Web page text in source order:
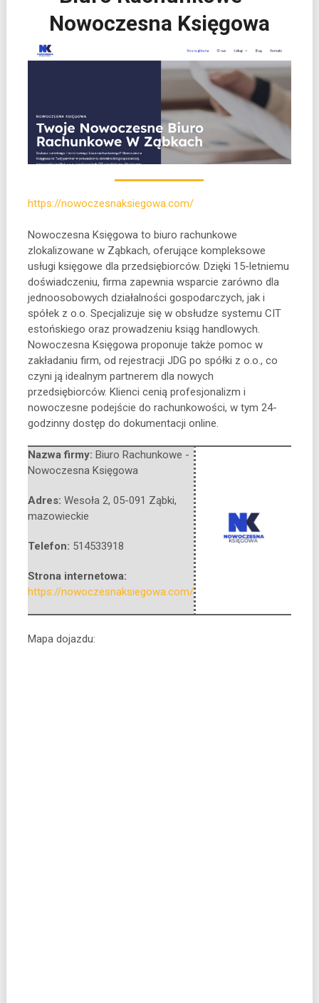
Nowoczesna Księgowa
https://nowoczesnaksiegowa.com/
Nowoczesna Księgowa to biuro rachunkowe
zlokalizowane w Ząbkach, oferujące kompleksowe
usługi księgowe dla przedsiębiorców. Dzięki 15-letniemu
doświadczeniu, firma zapewnia wsparcie zarówno dla
jednoosobowych działalności gospodarczych, jak i
spółek z o.o. Specjalizuje się w obsłudze systemu CIT
estońskiego oraz prowadzeniu ksiąg handlowych.
Nowoczesna Księgowa proponuje także pomoc w
zakładaniu firm, od rejestracji JDG po spółki z o.o., co
czyni ją idealnym partnerem dla nowych
przedsiębiorców. Klienci cenią profesjonalizm i
nowoczesne podejście do rachunkowości, w tym 24-
godzinny dostęp do dokumentacji online.
Nazwa firmy: Biuro Rachunkowe -
Nowoczesna Księgowa
Adres: Wesoła 2, 05-091 Ząbki,
mazowieckie
Telefon: 514533918
Strona internetowa:
https://nowoczesnaksiegowa.com/
Mapa dojazdu: